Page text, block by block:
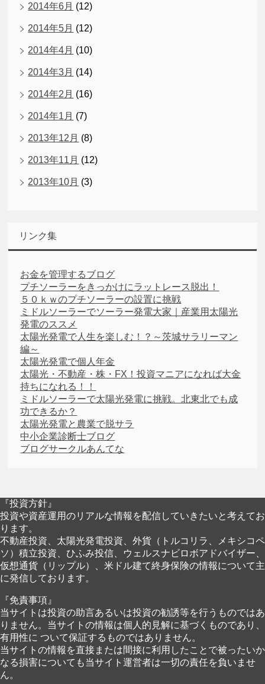
2014年6月 (12)
2014年5月 (12)
2014年4月 (10)
2014年3月 (14)
2014年2月 (16)
2014年1月 (7)
2013年12月 (8)
2013年11月 (12)
2013年10月 (3)
リンク集
お金を管理するブログ
プチソーラーをきっかけにラットレース脱出！
５０ｋｗのプチソーラーの設置に挑戦
ミドルソーラーでソーラー発電大家｜産業用太陽光
発電のススメ
太陽光発電で人生を楽しむ！？～茨城サラリーマン
編～
太陽光発電で個人年金
太陽光・不動産・株・FX！投資マニアになれば大金
持ちになれる！！
ミドルソーラーで太陽光発電に挑戦。北東北でも成
功できるか？
太陽光発電と農業で脱サラ
中小企業診断士ブログ
ブログサークルあんてな
『投資方針』
投資や資産運用のリアルな情報を配信していきたいと考えてお
ります。
不動産投資、太陽光発電投資、外貨（トルコリラ、メキシコペ
ソ）積立投資、ひふみ投信、ウェルスナビロボアドバイザー、
仮想通貨（リップル）、米ドル建て終身保険の情報について主
に発信しております。
『免責事項』
当サイトは投資の助言あるいは投資の勧誘等を行うものではあ
りません。当サイトの情報は個人的見解に基づくものであり、
有用性に ついて保証するものではありません。
当サイトの情報を直接または間接に利用したことで被ったいか
なる損害についても当サイト運営者は一切の責任を負いませ
ん。